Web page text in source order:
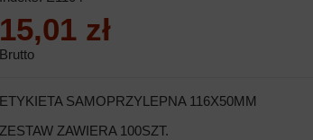
15,01 zł
Brutto
ETYKIETA SAMOPRZYLEPNA 116X50MM
ZESTAW ZAWIERA 100SZT.